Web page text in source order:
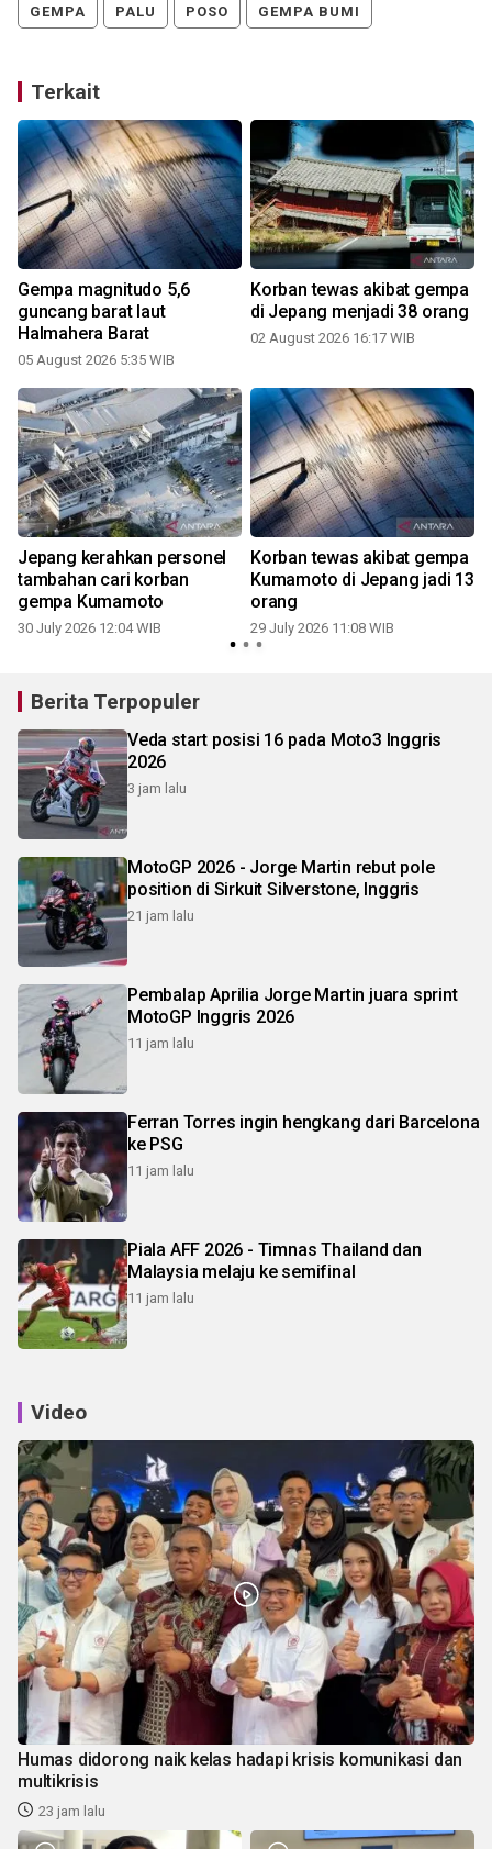
GEMPA PALU POSO GEMPA BUMI
Terkait
Gempa magnitudo 5,6
guncang barat laut
Halmahera Barat
05 August 2026 5:35 WIB
Korban tewas akibat gempa
di Jepang menjadi 38 orang
02 August 2026 16:17 WIB
Jepang kerahkan personel
tambahan cari korban
gempa Kumamoto
30 July 2026 12:04 WIB
Korban tewas akibat gempa
Kumamoto di Jepang jadi 13
orang
29 July 2026 11:08 WIB
Berita Terpopuler
Veda start posisi 16 pada Moto3 Inggris
2026
3 jam lalu
MotoGP 2026 - Jorge Martin rebut pole
position di Sirkuit Silverstone, Inggris
21 jam lalu
Pembalap Aprilia Jorge Martin juara sprint
MotoGP Inggris 2026
11 jam lalu
Ferran Torres ingin hengkang dari Barcelona
ke PSG
11 jam lalu
Piala AFF 2026 - Timnas Thailand dan
Malaysia melaju ke semifinal
11 jam lalu
Video
Humas didorong naik kelas hadapi krisis komunikasi dan
multikrisis
23 jam lalu